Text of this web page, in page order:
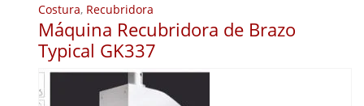
Costura, Recubridora
Máquina Recubridora de Brazo
Typical GK337